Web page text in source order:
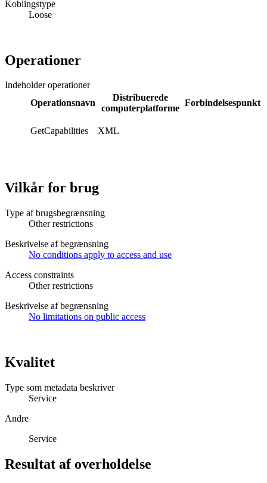
Koblingstype
Loose
Operationer
Indeholder operationer
Operationsnavn
Distribuerede
computerplatforme
Forbindelsespunkt
GetCapabilities XML
Vilkår for brug
Type af brugsbegrænsning
Other restrictions
Beskrivelse af begrænsning
No conditions apply to access and use
Access constraints
Other restrictions
Beskrivelse af begrænsning
No limitations on public access
Kvalitet
Type som metadata beskriver
Service
Andre
Service
Resultat af overholdelse